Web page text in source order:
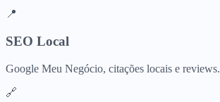
📍
SEO Local
Google Meu Negócio, citações locais e reviews.
🔗